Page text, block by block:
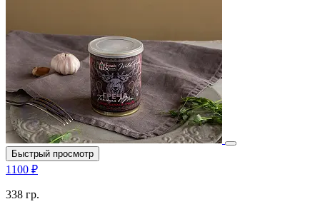
Быстрый просмотр
1100 ₽
338 гр.